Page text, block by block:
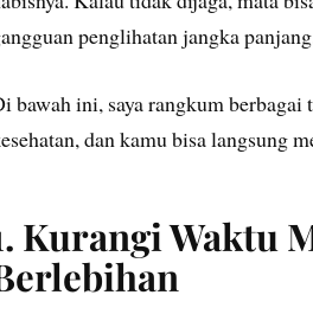
penglihatan jangka
bawah ini, saya rangkum
dan kamu bisa langsung
Kurangi Waktu